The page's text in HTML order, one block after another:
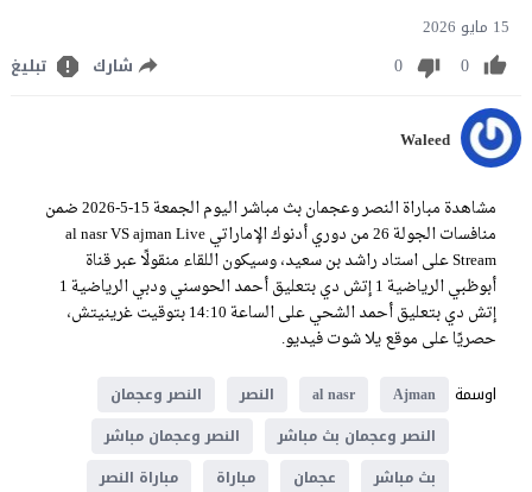
15 مايو 2026
0
0 شارك تبليغ
Waleed
مشاهدة مباراة النصر وعجمان بث مباشر اليوم الجمعة 15-5-2026 ضمن
منافسات الجولة 26 من دوري أدنوك الإماراتي al nasr VS ajman Live
Stream على استاد راشد بن سعيد، وسيكون اللقاء منقولًا عبر قناة
أبوظبي الرياضية 1 إتش دي بتعليق أحمد الحوسني ودبي الرياضية 1
إتش دي بتعليق أحمد الشحي على الساعة 14:10 بتوقيت غرينيتش،
حصريًا على موقع يلا شوت فيديو.
اوسمة
Ajman
al nasr النصر
النصر وعجمان
النصر وعجمان بث مباشر
النصر وعجمان مباشر
بث مباشر
عجمان مباراة
مباراة النصر